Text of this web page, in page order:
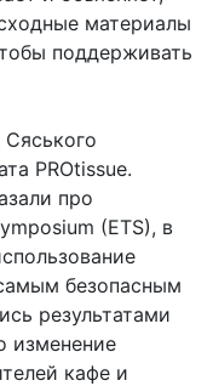
материалы
поддерживать
PROtissue.
про
(ETS), в
безопасным
результатами
изменение
кафе и